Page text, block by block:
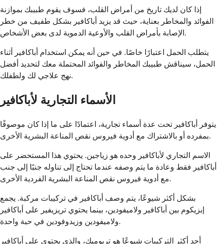
إذا كان لديك تاريخ من أمراض القلب، فسوف يقوم طبيبك بموازنة
الفوائد والمخاطر بعناية، حيث قد يزيد أباكافير بشكل طفيف من خطر
الإصابة بأمراض القلب والأوعية الدموية لدى بعض الأشخاص.
يتطلب الحمل اعتبارًا خاصًا. في حين أنه يمكن استخدام أباكافير أثناء
الحمل، سيناقش طبيبك المخاطر والفوائد المحتملة معك لتحديد أفضل
نهج علاجي لك ولطفلك.
الأسماء التجارية لأباكافير
يتوفر أباكافير تحت عدة أسماء تجارية، اعتمادًا على ما إذا كان موصوفًا
بمفرده أو بالاشتراك مع أدوية فيروس نقص المناعة البشرية الأخرى.
الاسم التجاري لأباكافير وحده هو زياجين. يحتوي هذا المستحضر على
أباكافير فقط وعادة ما يتم وصفه عندما تحتاج إلى تناوله جنبًا إلى جنب
مع أدوية فيروس نقص المناعة البشرية الفردية الأخرى.
بشكل أكثر شيوعًا، يتم وصف أباكافير في تركيبات مركبة. يجمع
إبزيكوم بين أباكافير ولاميفودين، بينما يحتوي تريزيفير على أباكافير
ولاميفودين وزيدوفودين في حبة واحدة.
أحد أكثر التركيبات شيوعًا هو تريوميك، والذي يحتوي على أباكافير